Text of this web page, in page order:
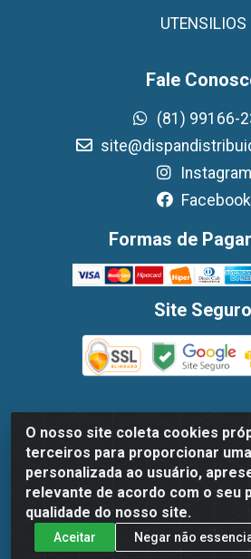
O nosso site coleta cookies
terceiros para proporcionar
personalizada ao usuário,
relevante de acordo com o seu
qualidade do nosso site.
Aceitar
Negar não
UTENSILIOS
Fale
(81) 99166-
Instagram
Facebook
Formas de
Site Seguro
Dispan Distribuidora de
Marechal Mascarenhas De
Recife/PE - CEP 51.170-000 - CNPJ